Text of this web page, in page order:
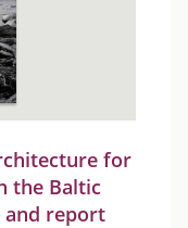
for
the Baltic
and report